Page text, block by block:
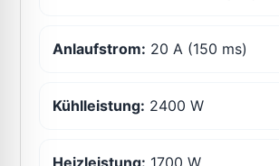
Anlaufstrom: 20 A (150 ms)
Kühlleistung: 2400 W
Heizleistung: 1700 W